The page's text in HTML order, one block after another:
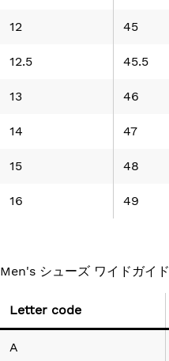
12 45
12.5 45.5
13 46
14 47
15 48
16 49
Men's シューズ ワイドガイド
Letter code
A